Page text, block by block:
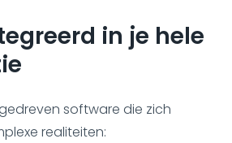
in je hele
software die zich
realiteiten: